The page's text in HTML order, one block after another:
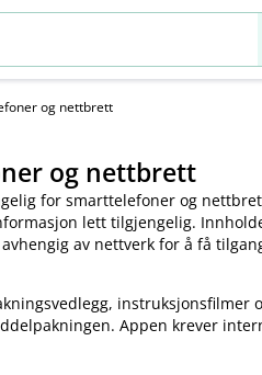
og nettbrett
og nettbrett
for smarttelefoner og
lett tilgjengelig.
av nettverk for å få
instruksjonsfilmer
Appen krever